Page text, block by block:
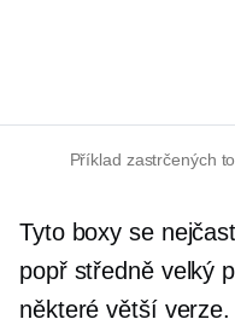
Příklad zastrčených
Tyto boxy se
popř středně velký
některé větší verze.